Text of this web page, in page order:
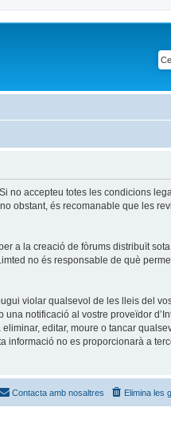
no accepteu totes les condicions
obstant, és recomanable que les
a la creació de fòrums distribuït sota
no és responsable de què
violar qualsevol de les lleis del
notificació al vostre proveïdor
editar, moure o tancar
no es proporcionarà a
Elimina les
Contacta amb nosaltres